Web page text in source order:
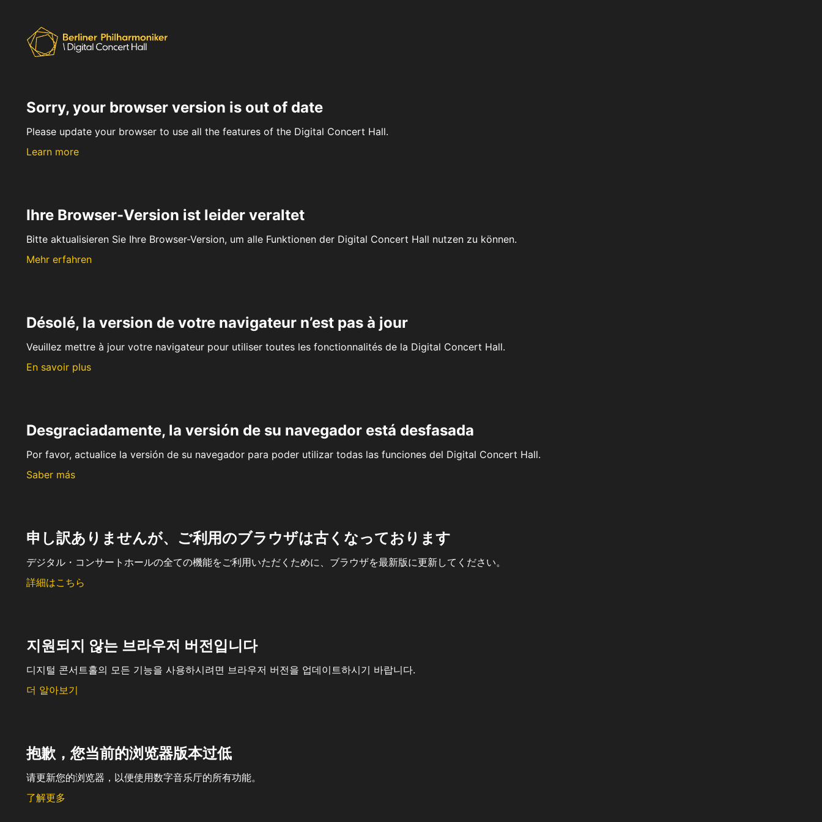
Sorry, your browser version is out of date
Please update your browser to use all the features of the Digital Concert Hall.
Learn more
Ihre Browser-Version ist leider veraltet
Bitte aktualisieren Sie Ihre Browser-Version, um alle Funktionen der Digital Concert Hall nutzen zu können.
Mehr erfahren
Désolé, la version de votre navigateur n’est pas à jour
Veuillez mettre à jour votre navigateur pour utiliser toutes les fonctionnalités de la Digital Concert Hall.
En savoir plus
Desgraciadamente, la versión de su navegador está desfasada
Por favor, actualice la versión de su navegador para poder utilizar todas las funciones del Digital Concert Hall.
Saber más
申し訳ありませんが、ご利用のブラウザは古くなっております
デジタル・コンサートホールの全ての機能をご利用いただくために、ブラウザを最新版に更新してください。
詳細はこちら
지원되지 않는 브라우저 버전입니다
디지털 콘서트홀의 모든 기능을 사용하시려면 브라우저 버전을 업데이트하시기 바랍니다.
더 알아보기
抱歉，您当前的浏览器版本过低
请更新您的浏览器，以便使用数字音乐厅的所有功能。
了解更多